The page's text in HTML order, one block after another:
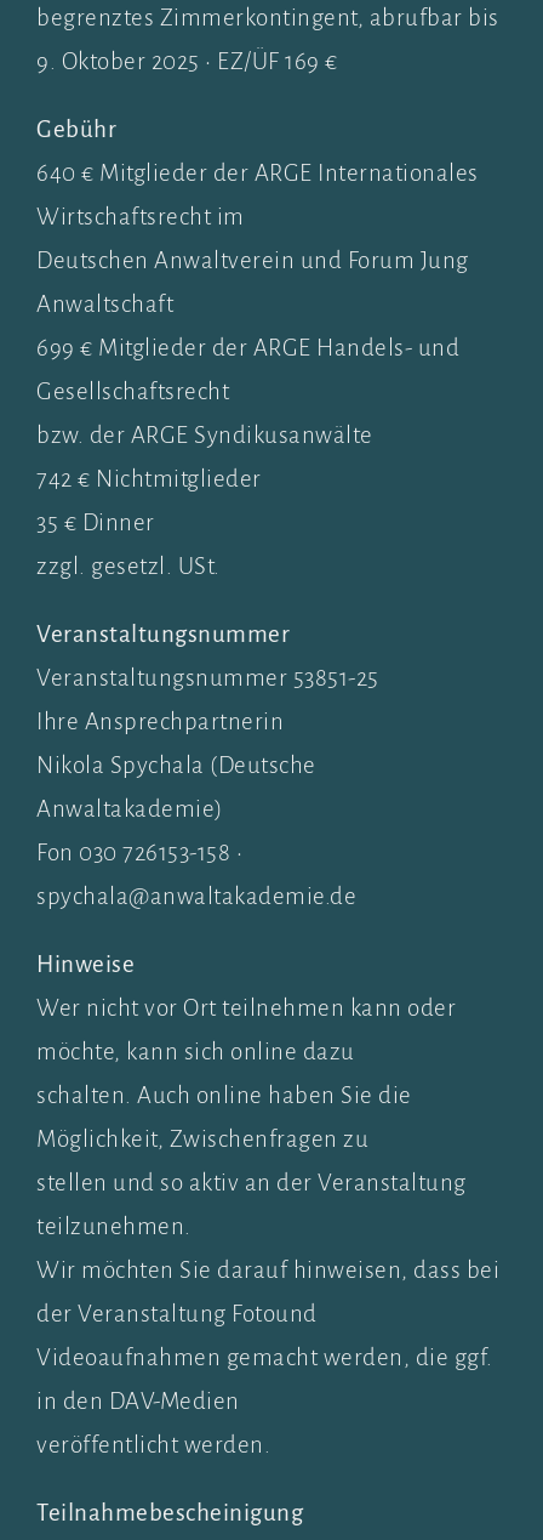
begrenztes Zimmerkontingent, abrufbar bis
9. Oktober 2025 • EZ/ÜF 169 €
Gebühr
640 € Mitglieder der ARGE Internationales
Wirtschaftsrecht im
Deutschen Anwaltverein und Forum Jung
Anwaltschaft
699 € Mitglieder der ARGE Handels- und
Gesellschaftsrecht
bzw. der ARGE Syndikusanwälte
742 € Nichtmitglieder
35 € Dinner
zzgl. gesetzl. USt.
Veranstaltungsnummer
Veranstaltungsnummer 53851-25
Ihre Ansprechpartnerin
Nikola Spychala (Deutsche
Anwaltakademie)
Fon 030 726153-158 •
spychala@anwaltakademie.de
Hinweise
Wer nicht vor Ort teilnehmen kann oder
möchte, kann sich online dazu
schalten. Auch online haben Sie die
Möglichkeit, Zwischenfragen zu
stellen und so aktiv an der Veranstaltung
teilzunehmen.
Wir möchten Sie darauf hinweisen, dass bei
der Veranstaltung Fotound
Videoaufnahmen gemacht werden, die ggf.
in den DAV-Medien
veröffentlicht werden.
Teilnahmebescheinigung